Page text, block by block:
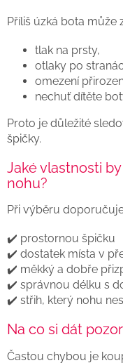
Příliš úzká bota může
tlak na prsty,
otlaky po
omezení
nechuť dítěte
Proto je důležité
špičky.
Jaké vlastnosti
nohu?
Při výběru
✔️ prostornou špičku
✔️ dostatek místa v
✔️ měkký a dobře
✔️ správnou délku s
✔️ střih, který nohu
Na co si dát
Častou chybou je